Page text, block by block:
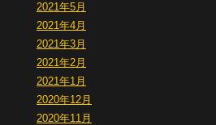
2021年5月
2021年4月
2021年3月
2021年2月
2021年1月
2020年12月
2020年11月